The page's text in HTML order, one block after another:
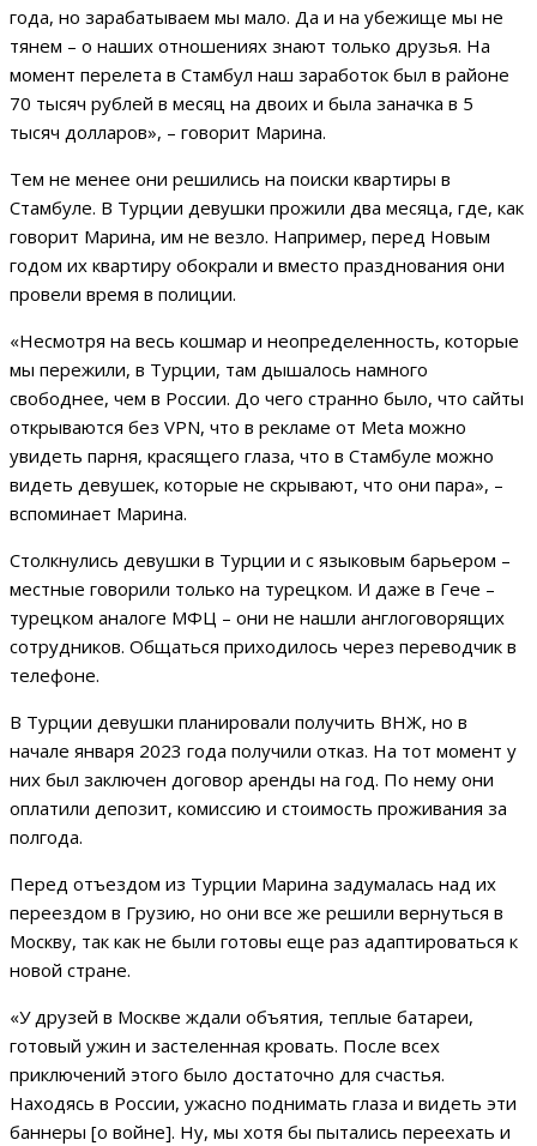
года, но зарабатываем мы мало. Да и на убежище мы не
тянем – о наших отношениях знают только друзья. На
момент перелета в Стамбул наш заработок был в районе
70 тысяч рублей в месяц на двоих и была заначка в 5
тысяч долларов», – говорит Марина.
Тем не менее они решились на поиски квартиры в
Стамбуле. В Турции девушки прожили два месяца, где, как
говорит Марина, им не везло. Например, перед Новым
годом их квартиру обокрали и вместо празднования они
провели время в полиции.
«Несмотря на весь кошмар и неопределенность, которые
мы пережили, в Турции, там дышалось намного
свободнее, чем в России. До чего странно было, что сайты
открываются без VPN, что в рекламе от Meta можно
увидеть парня, красящего глаза, что в Стамбуле можно
видеть девушек, которые не скрывают, что они пара», –
вспоминает Марина.
Столкнулись девушки в Турции и с языковым барьером –
местные говорили только на турецком. И даже в Гече –
турецком аналоге МФЦ – они не нашли англоговорящих
сотрудников. Общаться приходилось через переводчик в
телефоне.
В Турции девушки планировали получить ВНЖ, но в
начале января 2023 года получили отказ. На тот момент у
них был заключен договор аренды на год. По нему они
оплатили депозит, комиссию и стоимость проживания за
полгода.
Перед отъездом из Турции Марина задумалась над их
переездом в Грузию, но они все же решили вернуться в
Москву, так как не были готовы еще раз адаптироваться к
новой стране.
«У друзей в Москве ждали объятия, теплые батареи,
готовый ужин и застеленная кровать. После всех
приключений этого было достаточно для счастья.
Находясь в России, ужасно поднимать глаза и видеть эти
баннеры [о войне]. Ну, мы хотя бы пытались переехать и